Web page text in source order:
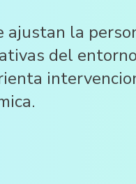
ajustan la
del